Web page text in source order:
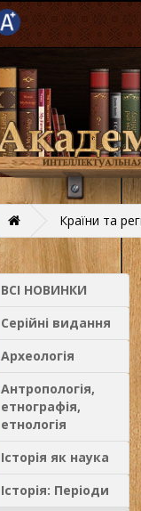
Країни та
ВСІ НОВИНКИ
Серійні видання
Археологія
Антропологія,
етнографія,
етнологія
Історія як наука
Історія: Періоди